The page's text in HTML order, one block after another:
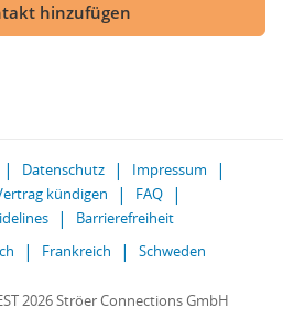
hinzufügen
Datenschutz
Impressum
kündigen
FAQ
Barrierefreiheit
Frankreich Schweden
2026 Ströer Connections GmbH